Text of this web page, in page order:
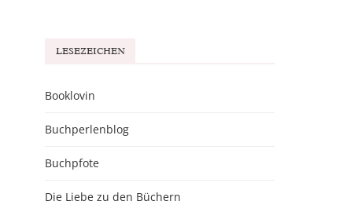
LESEZEICHEN
Booklovin
Buchperlenblog
Buchpfote
Die Liebe zu den Büchern